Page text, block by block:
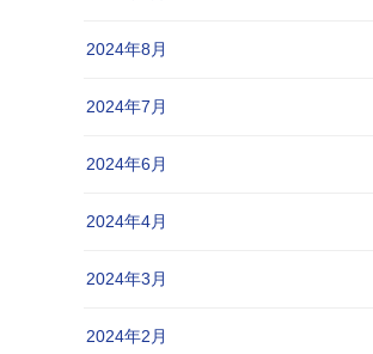
2024年8月
2024年7月
2024年6月
2024年4月
2024年3月
2024年2月